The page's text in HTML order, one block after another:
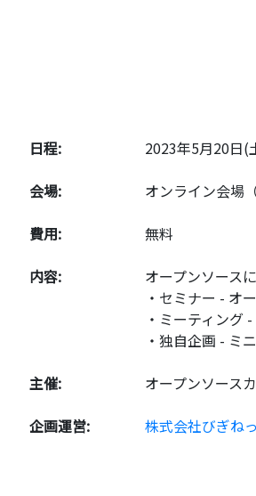
日程:
2023年5月20日(
会場:
オンライン会場
費用:
無料
内容:
オープンソース
・セミナー - オ
・ミーティング
・独自企画 - ミ
主催:
オープンソース
企画運営:
株式会社びぎね